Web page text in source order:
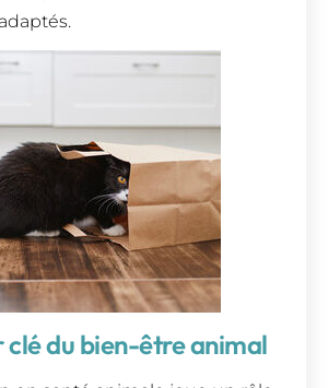
clé du bien-être animal